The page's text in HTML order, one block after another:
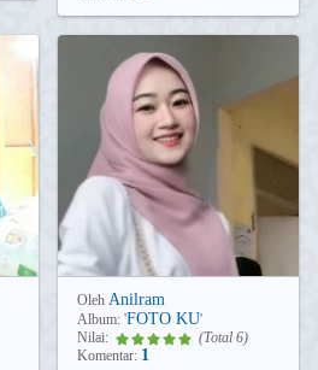
Oleh Anilram
Album: 'FOTO KU'
Nilai:
(Total 6)
Komentar: 1